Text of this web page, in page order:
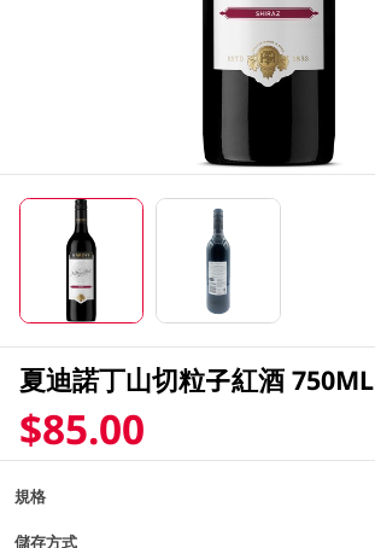
夏迪諾丁山切粒子紅酒 750ML
$85.00
規格
儲存方式